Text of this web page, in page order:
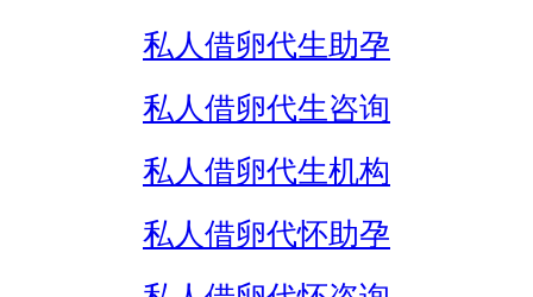
私人借卵代生助孕
私人借卵代生咨询
私人借卵代生机构
私人借卵代怀助孕